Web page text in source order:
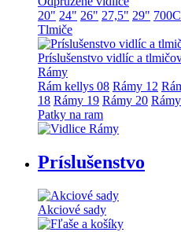
20" 24" 26" 27,5" 29" 700C
Tlmiče
Príslušenstvo vidlíc a
Rámy
Rám kellys 08 Rámy 12
18 Rámy 19 Rámy 20
Patky na ram
Príslušenstvo
Akciové sady